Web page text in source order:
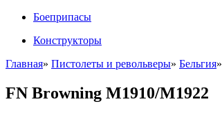
Боеприпасы
Конструкторы
Главная» Пистолеты и револьверы» Бельгия»
FN Browning M1910/M1922